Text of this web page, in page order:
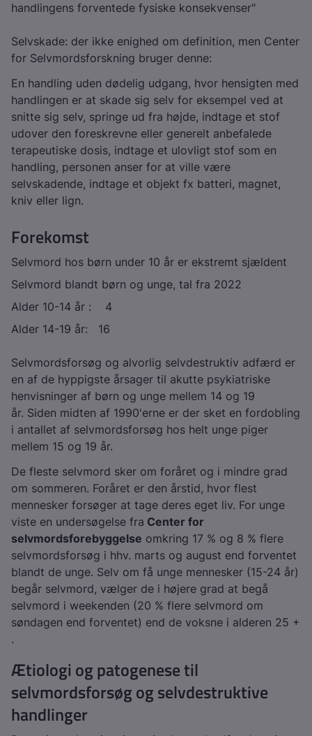
handlingens forventede fysiske konsekvenser"
Selvskade: der ikke enighed om definition, men Center
for Selvmordsforskning bruger denne:
En handling uden dødelig udgang, hvor hensigten med
handlingen er at skade sig selv for eksempel ved at
snitte sig selv, springe ud fra højde, indtage et stof
udover den foreskrevne eller generelt anbefalede
terapeutiske dosis, indtage et ulovligt stof som en
handling, personen anser for at ville være
selvskadende, indtage et objekt fx batteri, magnet,
kniv eller lign.
Forekomst
Selvmord hos børn under 10 år er ekstremt sjældent
Selvmord blandt børn og unge, tal fra 2022
Alder 10-14 år : 4
Alder 14-19 år: 16
Selvmordsforsøg og alvorlig selvdestruktiv adfærd er
en af de hyppigste årsager til akutte psykiatriske
henvisninger af børn og unge mellem 14 og 19
år. Siden midten af 1990'erne er der sket en fordobling
i antallet af selvmordsforsøg hos helt unge piger
mellem 15 og 19 år.
De fleste selvmord sker om foråret og i mindre grad
om sommeren. Foråret er den årstid, hvor flest
mennesker forsøger at tage deres eget liv. For unge
viste en undersøgelse fra Center for
selvmordsforebyggelse omkring 17 % og 8 % flere
selvmordsforsøg i hhv. marts og august end forventet
blandt de unge. Selv om få unge mennesker (15-24 år)
begår selvmord, vælger de i højere grad at begå
selvmord i weekenden (20 % flere selvmord om
søndagen end forventet) end de voksne i alderen 25 +
.
Ætiologi og patogenese til
selvmordsforsøg og selvdestruktive
handlinger